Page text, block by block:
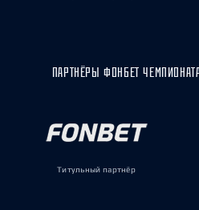
ПАРТНЁРЫ ФОНБЕТ
Титульный партнёр